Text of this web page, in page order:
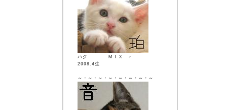
ハク ＭＩＸ ♂
2008.4生
～・～・～・～・～・～・～・～